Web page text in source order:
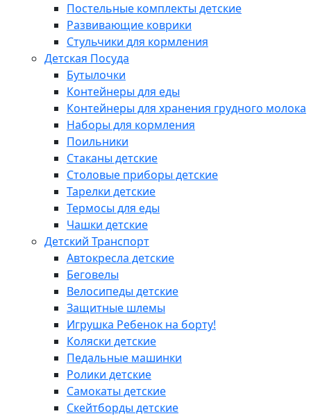
Постельные комплекты детские
Развивающие коврики
Стульчики для кормления
Детская Посуда
Бутылочки
Контейнеры для еды
Контейнеры для хранения грудного молока
Наборы для кормления
Поильники
Стаканы детские
Столовые приборы детские
Тарелки детские
Термосы для еды
Чашки детские
Детский Транспорт
Автокресла детские
Беговелы
Велосипеды детские
Защитные шлемы
Игрушка Ребенок на борту!
Коляски детские
Педальные машинки
Ролики детские
Самокаты детские
Скейтборды детские